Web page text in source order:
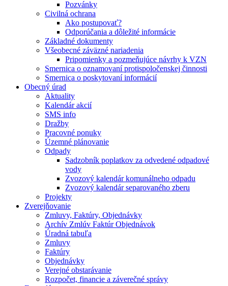
Pozvánky
Civilná ochrana
Ako postupovať?
Odporúčania a dôležité informácie
Základné dokumenty
Všeobecné záväzné nariadenia
Pripomienky a pozmeňujúce návrhy k VZN
Smernica o oznamovaní protispoločenskej činnosti
Smernica o poskytovaní informácií
Obecný úrad
Aktuality
Kalendár akcií
SMS info
Dražby
Pracovné ponuky
Územné plánovanie
Odpady
Sadzobník poplatkov za odvedené odpadové
vody
Zvozový kalendár komunálneho odpadu
Zvozový kalendár separovaného zberu
Projekty
Zverejňovanie
Zmluvy, Faktúry, Objednávky
Archív Zmlúv Faktúr Objednávok
Úradná tabuľa
Zmluvy
Faktúry
Objednávky
Verejné obstarávanie
Rozpočet, financie a záverečné správy